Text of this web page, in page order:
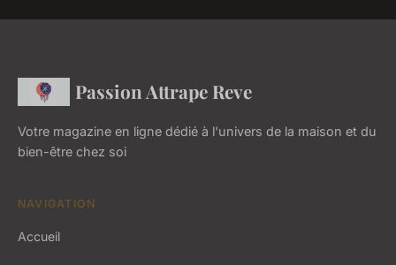
Passion Attrape Reve
Votre magazine en ligne dédié à l'univers de la maison et du
bien-être chez soi
NAVIGATION
Accueil